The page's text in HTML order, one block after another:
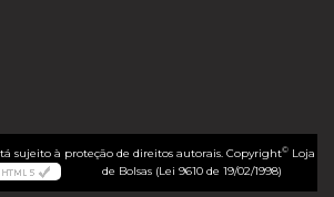
sujeito à proteção de direitos autorais. Copyright©Loja
de Bolsas (Lei 9610 de 19/02/1998)